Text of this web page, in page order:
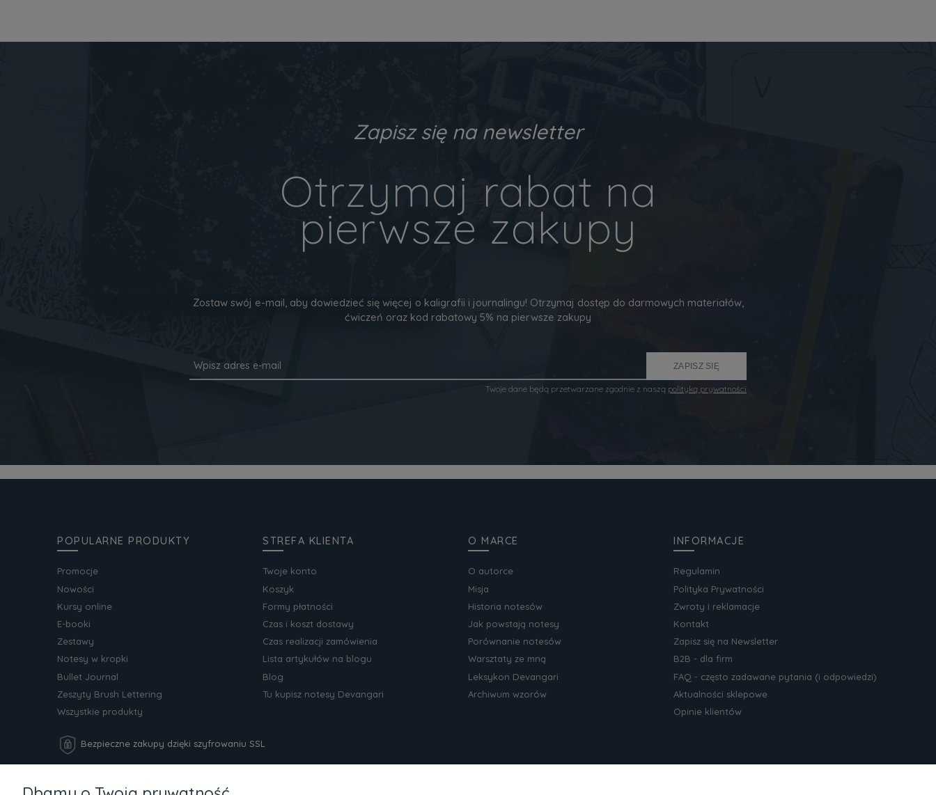
Zapisz się na newsletter
Otrzymaj rabat na
pierwsze zakupy
Zostaw swój e-mail, aby dowiedzieć się więcej o kaligrafii i journalingu! Otrzymaj dostęp do darmowych materiałów,
ćwiczeń oraz kod rabatowy 5% na pierwsze zakupy
ZAPISZ SIĘ
Twoje dane będą przetwarzane zgodnie z naszą polityką prywatności
POPULARNE PRODUKTY
Promocje
Nowości
Kursy online
E-booki
Zestawy
Notesy w kropki
Bullet Journal
Zeszyty Brush Lettering
Wszystkie produkty
STREFA KLIENTA
Twoje konto
Koszyk
Formy płatności
Czas i koszt dostawy
Czas realizacji zamówienia
Lista artykułów na blogu
Blog
Tu kupisz notesy Devangari
O MARCE
O autorce
Misja
Historia notesów
Jak powstają notesy
Porównanie notesów
Warsztaty ze mną
Leksykon Devangari
Archiwum wzorów
INFORMACJE
Regulamin
Polityka Prywatności
Zwroty i reklamacje
Kontakt
Zapisz się na Newsletter
B2B - dla firm
FAQ - często zadawane pytania (i odpowiedzi)
Aktualności sklepowe
Opinie klientów
Bezpieczne zakupy dzięki szyfrowaniu SSL